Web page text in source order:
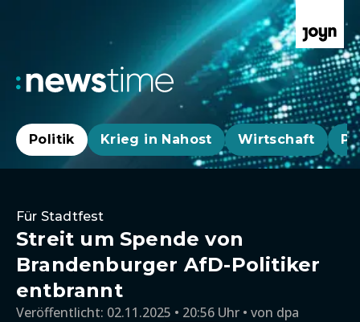
Politik Krieg in Nahost Wirtschaft
Für Stadtfest
Streit um Spende von
Brandenburger AfD-Politiker
entbrannt
Veröffentlicht: 02.11.2025 • 20:56 Uhr von dpa